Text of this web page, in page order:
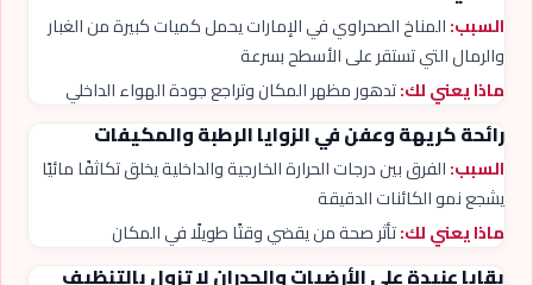
السبب:المناخ الصحراوي في الإمارات يحمل كميات كبيرة من الغبار
والرمال التي تستقر على الأسطح بسرعة
ماذا يعني لك:تدهور مظهر المكان وتراجع جودة الهواء الداخلي
رائحة كريهة وعفن في الزوايا الرطبة والمكيفات
السبب:الفرق بين درجات الحرارة الخارجية والداخلية يخلق تكاثفًا مائيًا
يشجع نمو الكائنات الدقيقة
ماذا يعني لك:تأثر صحة من يقضي وقتًا طويلًا في المكان
بقايا عنيدة على الأرضيات والجدران لا تزول بالتنظيف